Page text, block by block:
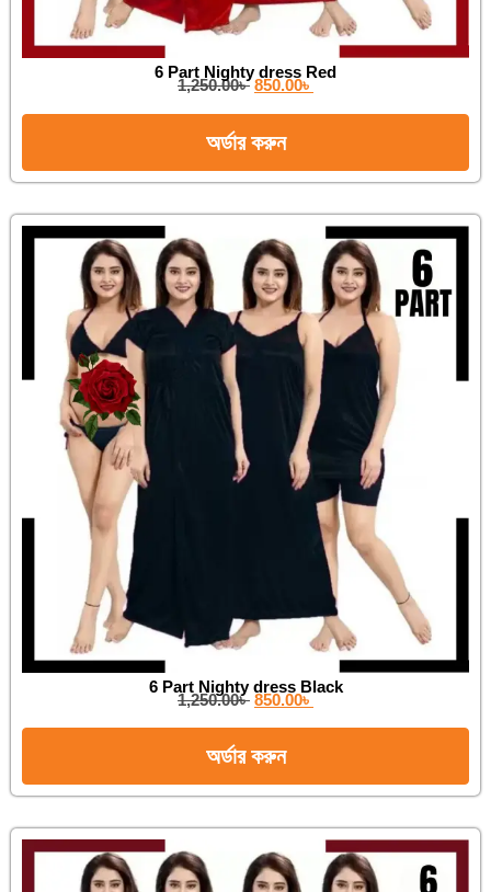
6 Part Nighty dress Red
1,250.00৳ 850.00৳
অর্ডার করুন
6 Part Nighty dress Black
1,250.00৳ 850.00৳
অর্ডার করুন